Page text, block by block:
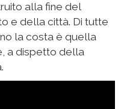
alla fine del
e della città. Di tutte
la costa è quella
a dispetto della